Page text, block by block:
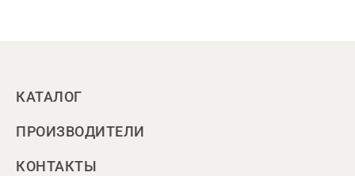
КАТАЛОГ
ПРОИЗВОДИТЕЛИ
КОНТАКТЫ